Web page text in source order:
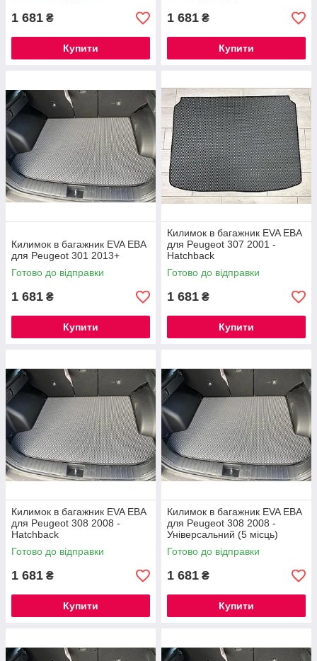
1 681 ₴
Купити
1 681 ₴
Купити
Килимок в багажник EVA ЕВА
для Peugeot 301 2013+
Готово до відправки
1 681 ₴
Купити
Килимок в багажник EVA ЕВА
для Peugeot 307 2001 -
Hatchback
Готово до відправки
1 681 ₴
Купити
Килимок в багажник EVA ЕВА
для Peugeot 308 2008 -
Hatchback
Готово до відправки
1 681 ₴
Купити
Килимок в багажник EVA ЕВА
для Peugeot 308 2008 -
Універсальний (5 місць)
Готово до відправки
1 681 ₴
Купити